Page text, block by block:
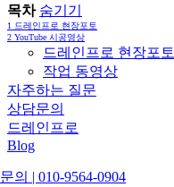
목차 숨기기
1 드레인프로 현장포토
2 YouTube 시공영상
드레인프로 현장포토
작업 동영상
자주하는 질문
상담문의
드레인프로
Blog
의 | 010-9564-0904